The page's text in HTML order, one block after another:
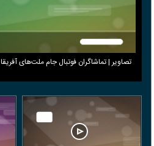
تصاویر | تماشاگران فوتبال جام ملت‌های آفریقا ۲۰۲۵